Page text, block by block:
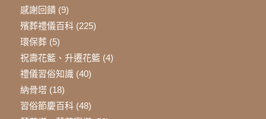
感謝回饋(9)
殯葬禮儀百科(225)
環保葬(5)
祝壽花籃、升遷花籃(4)
禮儀習俗知識(40)
納骨塔(18)
習俗節慶百科(48)